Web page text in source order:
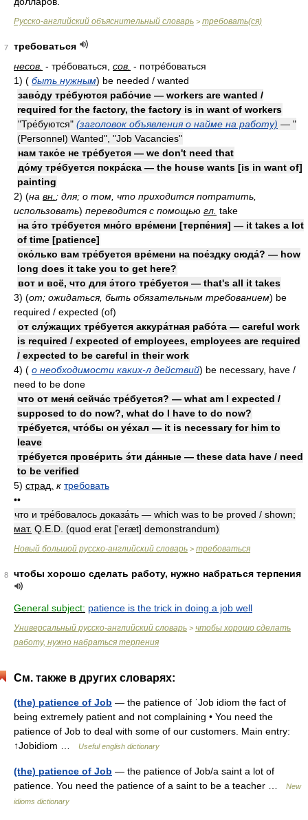
Русско-английский объяснительный словарь > требовать(ся)
7
требоваться
несов. - тре́боваться, сов. - потре́боваться
1) ( быть нужным) be needed / wanted
заво́ду тре́буются рабо́чие — workers are wanted /
required for the factory, the factory is in want of workers
"Тре́буются" (заголовок объявления о найме на работу) — "
(Personnel) Wanted", "Job Vacancies"
нам тако́е не тре́буется — we don't need that
до́му тре́буется покра́ска — the house wants [is in want of]
painting
2) (на вн. ; для; о том, что приходится потратить,
использовать) переводится с помощью гл. take
на э́то тре́буется мно́го вре́мени [терпе́ния] — it takes a lot
of time [patience]
ско́лько вам тре́буется вре́мени на пое́здку сюда́? — how
long does it take you to get here?
вот и всё, что для э́того тре́буется — that's all it takes
3) (от; ожидаться, быть обязательным требованием) be
required / expected (of)
от слу́жащих тре́буется аккура́тная рабо́та — careful work
is required / expected of employees, employees are required
/ expected to be careful in their work
4) ( о необходимости каких-л действий) be necessary, have /
need to be done
что от меня́ сейча́с тре́буется? — what am I expected /
supposed to do now?, what do I have to do now?
тре́буется, что́бы он уе́хал — it is necessary for him to
leave
тре́буется прове́рить э́ти да́нные — these data have / need
to be verified
5) страд. к требовать
••
что и тре́бовалось доказа́ть — which was to be proved / shown;
мат. Q.E.D. (quod erat ['eræt] demonstrandum)
Новый большой русско-английский словарь > требоваться
8 чтобы хорошо сделать работу, нужно набраться терпения
General subject: patience is the trick in doing a job well
Универсальный русско-английский словарь > чтобы хорошо сделать
работу, нужно набраться терпения
См. также в других словарях:
(the) patience of Job — the patience of ˈJob idiom the fact of
being extremely patient and not complaining • You need the
patience of Job to deal with some of our customers. Main entry:
↑Jobidiom …
Useful english dictionary
(the) patience of Job — the patience of Job/a saint a lot of
patience. You need the patience of a saint to be a teacher …
New
idioms dictionary